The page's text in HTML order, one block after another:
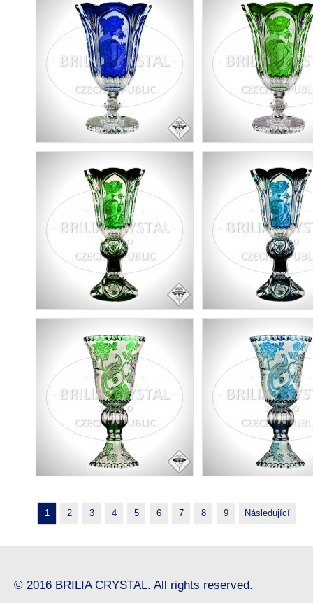
1 2 3 4 5 6 7 8 9 Následující
© 2016 BRILIA CRYSTAL. All rights reserved.